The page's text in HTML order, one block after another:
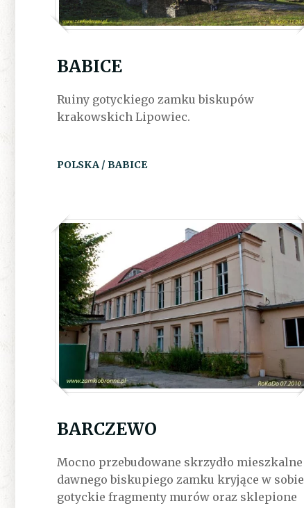
BABICE
Ruiny gotyckiego zamku biskupów
krakowskich Lipowiec.
POLSKA / BABICE
BARCZEWO
Mocno przebudowane skrzydło mieszkalne
dawnego biskupiego zamku kryjące w sobie
gotyckie fragmenty murów oraz sklepione